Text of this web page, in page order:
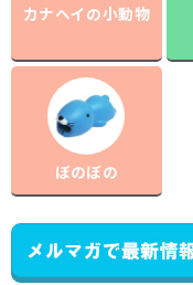
カナヘイの小動物
ぼのぼの